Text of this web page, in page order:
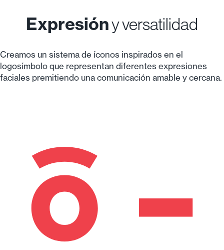
Expresión
Creamos un sistema de íconos inspirados en el
logosímbolo que representan diferentes expresiones
faciales premitiendo una comunicación amable y cercana.